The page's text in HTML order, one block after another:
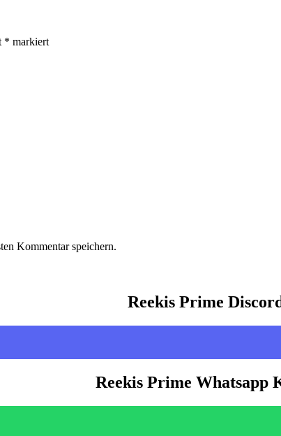
* markiert
Kommentar speichern.
Reekis Prime
Reekis Prime Whatsapp